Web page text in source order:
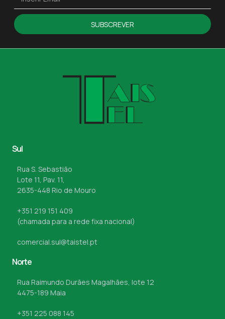
SUBSCREVER
Sul
Rua S. Sebastião
Lote 11, Pav. 11,
2635-448 Rio de Mouro
+351 219 151 409
(chamada para a rede fixa nacional)
comercial.sul@taistel.pt
Norte
Rua Raimundo Durães Magalhães, lote 12
4475-189 Maia
+351 225 088 145